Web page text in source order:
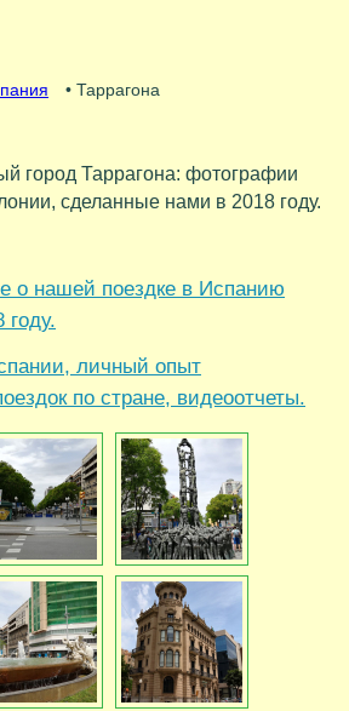
• Таррагона
город Таррагона: фотографии
сделанные нами в 2018 году.
о нашей поездке в Испанию
личный опыт
по стране, видеоотчеты.